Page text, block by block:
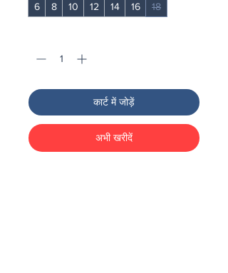
6
8 10 12 14 16 18
कार्ट में जोड़ें
अभी खरीदें